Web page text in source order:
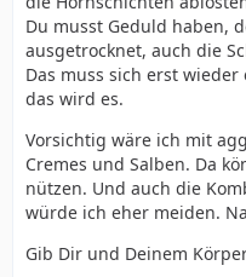
Du musst Geduld haben,
ausgetrocknet, auch die
Das muss sich erst
das wird es.
Vorsichtig wäre ich mit
Cremes und Salben. Da
nützen. Und auch die
würde ich eher meiden.
Gib Dir und Deinem